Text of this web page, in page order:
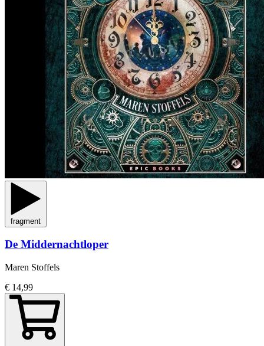
fragment
De Middernachtloper
Maren Stoffels
€ 14,99